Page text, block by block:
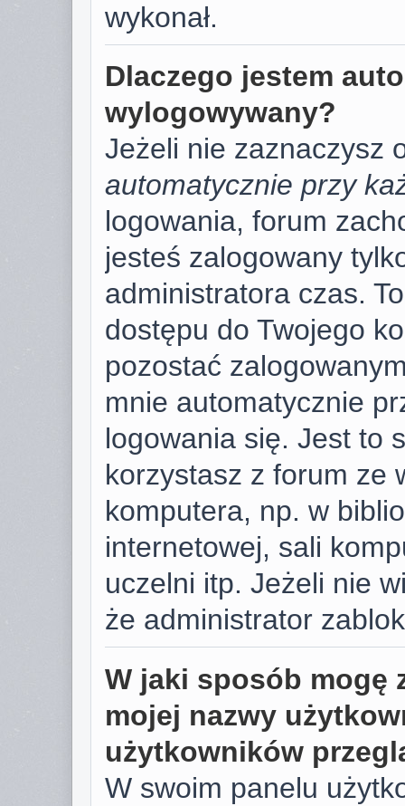
wykonał.
Dlaczego jestem
wylogowywany?
Jeżeli nie zaznaczysz
automatycznie przy
logowania, forum
jesteś zalogowany
administratora czas.
dostępu do Twojego
pozostać
mnie automatycznie
logowania się. Jest to
korzystasz z forum ze
komputera, np. w
internetowej, sali
uczelni itp. Jeżeli nie
że administrator
W jaki sposób mogę
mojej nazwy
użytkowników
W swoim panelu